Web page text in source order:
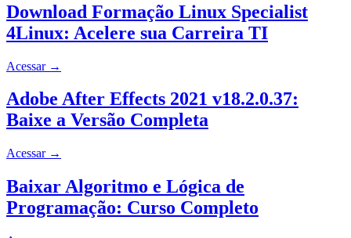
Download Formação Linux Specialist
4Linux: Acelere sua Carreira TI
Acessar →
Adobe After Effects 2021 v18.2.0.37:
Baixe a Versão Completa
Acessar →
Baixar Algoritmo e Lógica de
Programação: Curso Completo